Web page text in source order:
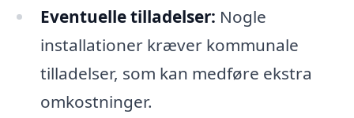
Eventuelle tilladelser: Nogle
installationer kræver kommunale
tilladelser, som kan medføre ekstra
omkostninger.